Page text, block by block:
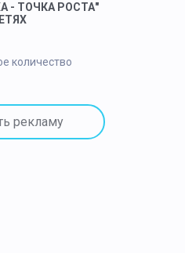
- ТОЧКА РОСТА"
количество
рекламу